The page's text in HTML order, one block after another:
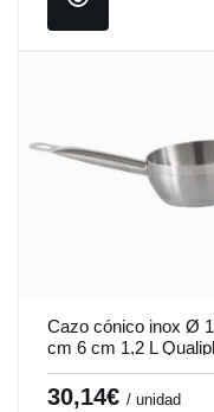
Cazo cónico inox Ø
cm 6 cm 1,2 L
Pro.cooker
30,14€ / unidad